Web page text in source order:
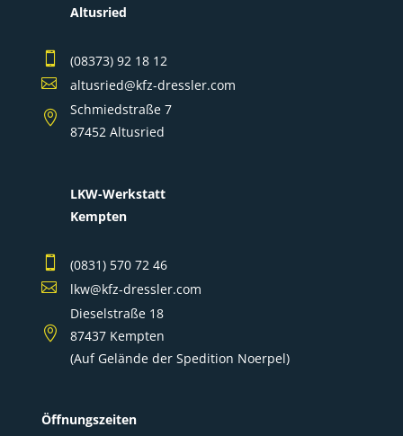
Altusried
 (08373) 92 18 12

altusried@kfz-dressler.com

Schmiedstraße 7
87452 Altusried
LKW-Werkstatt
Kempten
 (0831) 570 72 46
 lkw@kfz-dressler.com

Dieselstraße 18
87437 Kempten
(Auf Gelände der Spedition Noerpel)
Öffnungszeiten